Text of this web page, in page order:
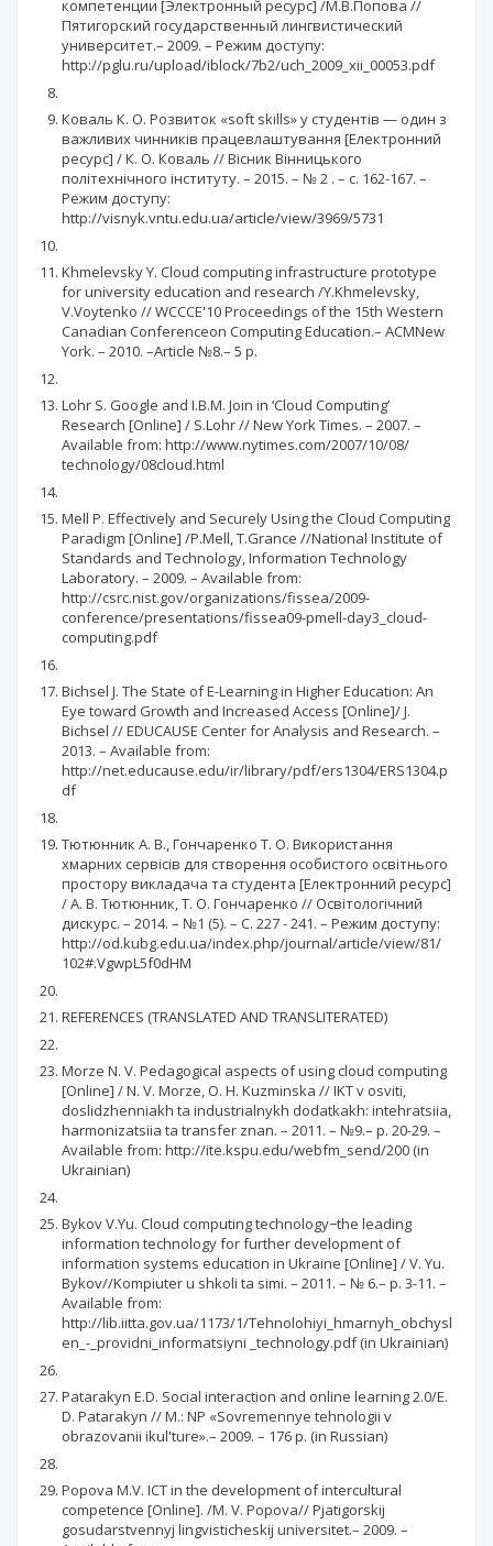
компетенции [Электронный ресурс] /М.В.Попова //
Пятигорский государственный лингвистический
университет.– 2009. – Режим доступу:
http://pglu.ru/upload/iblock/7b2/uch_2009_xii_00053.pdf
Коваль К. О. Розвиток «soft skills» у студентів — один з
важливих чинників працевлаштування [Електронний
ресурс] / К. О. Коваль // Вісник Вінницького
політехнічного інституту. – 2015. – № 2 . – с. 162-167. –
Режим доступу:
http://visnyk.vntu.edu.ua/article/view/3969/5731
Khmelevsky Y. Cloud computing infrastructure prototype
for university education and research /Y.Khmelevsky,
V.Voytenko // WCCCE'10 Proceedings of the 15th Western
Canadian Conferenceon Computing Education.– ACMNew
York. – 2010. –Article №8.– 5 p.
Lohr S. Google and I.B.M. Join in ‘Cloud Computing’
Research [Online] / S.Lohr // New York Times. – 2007. –
Available from: http://www.nytimes.com/2007/10/08/
technology/08cloud.html
Mell P. Effectively and Securely Using the Cloud Computing
Paradigm [Online] /P.Mell, T.Grance //National Institute of
Standards and Technology, Information Technology
Laboratory. – 2009. – Available from:
http://csrc.nist.gov/organizations/fissea/2009-
conference/presentations/fissea09-pmell-day3_cloud-
computing.pdf
Bichsel J. The State of E-Learning in Higher Education: An
Eye toward Growth and Increased Access [Online]/ J.
Bichsel // EDUCAUSE Center for Analysis and Research. –
2013. – Available from:
http://net.educause.edu/ir/library/pdf/ers1304/ERS1304.p
df
Тютюнник А. В., Гончаренко Т. О. Використання
хмарних сервісів для створення особистого освітнього
простору викладача та студента [Електронний ресурс]
/ А. В. Тютюнник, Т. О. Гончаренко // Освітологічний
дискурс. – 2014. – №1 (5). – С. 227 - 241. – Режим доступу:
http://od.kubg.edu.ua/index.php/journal/article/view/81/
102#.VgwpL5f0dHM
REFERENCES (TRANSLATED AND TRANSLITERATED)
Morze N. V. Pedagogical aspects of using cloud computing
[Online] / N. V. Morze, O. H. Kuzminska // IKT v osviti,
doslidzhenniakh ta industrialnykh dodatkakh: intehratsiia,
harmonizatsiia ta transfer znan. – 2011. – №9.– p. 20-29. –
Available from: http://ite.kspu.edu/webfm_send/200 (in
Ukrainian)
Bykov V.Yu. Cloud computing technology−the leading
information technology for further development of
information systems education in Ukraine [Online] / V. Yu.
Bykov//Kompiuter u shkoli ta simi. – 2011. – № 6.– p. 3-11. –
Available from:
http://lib.iitta.gov.ua/1173/1/Tehnolohiyi_hmarnyh_obchysl
en_-_providni_informatsiyni _technology.pdf (in Ukrainian)
Patarakyn E.D. Social interaction and online learning 2.0/E.
D. Patarakyn // М.: NP «Sovremennye tehnologii v
obrazovanii ikul'ture».– 2009. – 176 p. (in Russian)
Popova M.V. ICT in the development of intercultural
competence [Online]. /M. V. Popova// Pjatigorskij
gosudarstvennyj lingvisticheskij universitet.– 2009. –